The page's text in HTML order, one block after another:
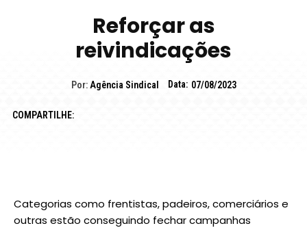
Reforçar as
reivindicações
Por: Agência Sindical Data: 07/08/2023
COMPARTILHE:
Categorias como frentistas, padeiros, comerciários e
outras estão conseguindo fechar campanhas